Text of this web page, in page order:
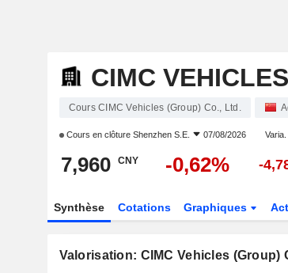
CIMC
Cours CIMC Vehicles (Group) Co., Ltd.
Cours en clôture Shenzhen S.E. 07/08/2026 Varia.
7,960 CNY -0,62% -
Synthèse Cotations Graphiques
Valorisation: CIMC Vehicles (Group)